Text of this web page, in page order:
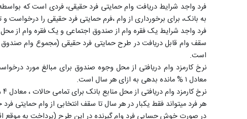
فرد واجد شرایط دریافت وام حمایتی فرد حقیقی، فردی است که
به بانک، برای برخورداری از وام ،فرم حمایتی فرد حقیقی را درخواست
فرد واجد شرایط یک فقره وام از صندوق اجتماعی و یک فقره وام از
است.
معادل ۱ % مانده بدهی به ازای هر سال است.
نرخ کارمزد وام دریافتی از محل منابع بانک برای تمامی حالات ، معادل ۴ % مانده بدهی به ازای هر سال می­ باشد.
هر فرد می­تواند فقط یکبار در هر سال تا سقف انتخابی از وام حمایتی
در صورت خوش حسابی فرد وام گیرنده در این طرح (پرداخت به موقع